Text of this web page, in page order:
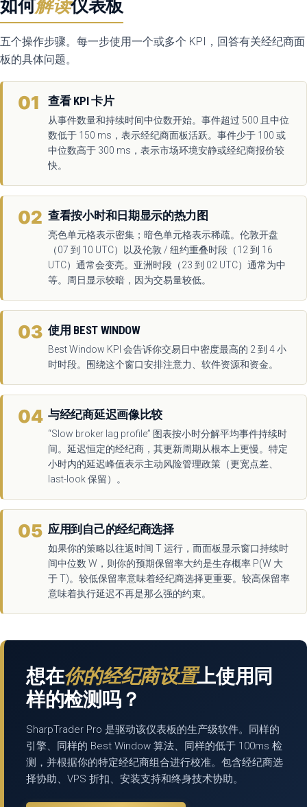
如何解读仪表板
五个操作步骤。每一步使用一个或多个 KPI，回答有关经纪商面
板的具体问题。
01 查看 KPI 卡片
从事件数量和持续时间中位数开始。事件超过 500 且中位
数低于 150 ms，表示经纪商面板活跃。事件少于 100 或
中位数高于 300 ms，表示市场环境安静或经纪商报价较
快。
02 查看按小时和日期显示的热力图
亮色单元格表示密集；暗色单元格表示稀疏。伦敦开盘
（07 到 10 UTC）以及伦敦 / 纽约重叠时段（12 到 16
UTC）通常会变亮。亚洲时段（23 到 02 UTC）通常为中
等。周日显示较暗，因为交易量较低。
03 使用 BEST WINDOW
Best Window KPI 会告诉你交易日中密度最高的 2 到 4 小
时时段。围绕这个窗口安排注意力、软件资源和资金。
04 与经纪商延迟画像比较
“Slow broker lag profile” 图表按小时分解平均事件持续时
间。延迟恒定的经纪商，其更新周期从根本上更慢。特定
小时内的延迟峰值表示主动风险管理政策（更宽点差、
last-look 保留）。
05 应用到自己的经纪商选择
如果你的策略以往返时间 T 运行，而面板显示窗口持续时
间中位数 W，则你的预期保留率大约是生存概率 P(W 大
于 T)。较低保留率意味着经纪商选择更重要。较高保留率
意味着执行延迟不再是那么强的约束。
想在你的经纪商设置上使用同
样的检测吗？
SharpTrader Pro 是驱动该仪表板的生产级软件。同样的
引擎、同样的 Best Window 算法、同样的低于 100ms 检
测，并根据你的特定经纪商组合进行校准。包含经纪商选
择协助、VPS 折扣、安装支持和终身技术协助。